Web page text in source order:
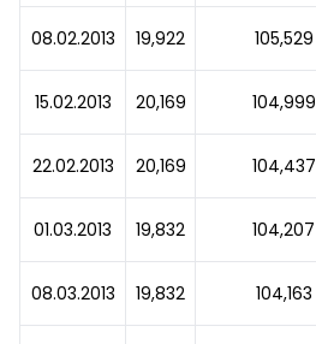
08.02.2013 19,922 105,529
15.02.2013 20,169 104,999
22.02.2013 20,169 104,437
01.03.2013 19,832 104,207
08.03.2013 19,832 104,163